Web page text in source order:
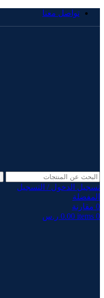
تواصل معنا
تسجيل الدخول / التسجيل
المفضلة
0 مقارنة
0
items
0.00 ر.س